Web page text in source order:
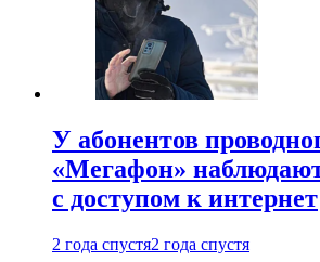
У абонентов
«Мегафон»
с доступом к интернет
2 года спустя2 года спустя